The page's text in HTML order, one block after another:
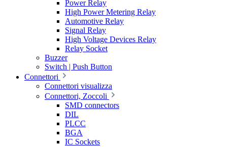
Power Relay
High Power Metering Relay
Automotive Relay
Signal Relay
High Voltage Devices Relay
Relay Socket
Buzzer
Switch | Push Button
Connettori
Connettori visualizza
Connettori, Zoccoli
SMD connectors
DIL
PLCC
BGA
IC Sockets